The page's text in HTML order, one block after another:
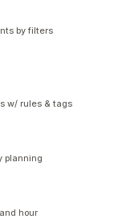
by filters
w/ rules & tags
planning
hour